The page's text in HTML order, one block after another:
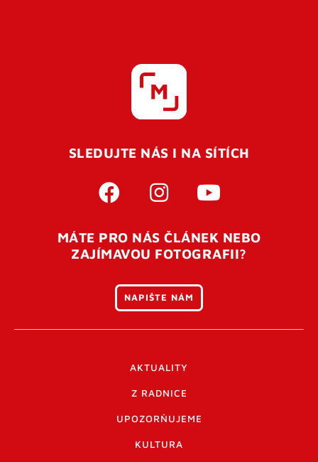
SLEDUJTE NÁS I NA SÍTÍCH
MÁTE PRO NÁS ČLÁNEK NEBO
ZAJÍMAVOU FOTOGRAFII?
NAPIŠTE NÁM
AKTUALITY
Z RADNICE
UPOZORŇUJEME
KULTURA